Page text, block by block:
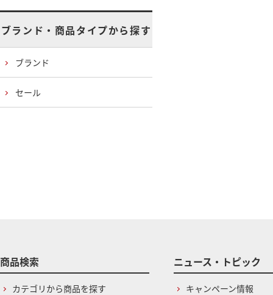
ブランド・商品タイプから探す
ブランド
セール
商品検索
カテゴリから商品を探す
ニュース・トピック
キャンペーン情報